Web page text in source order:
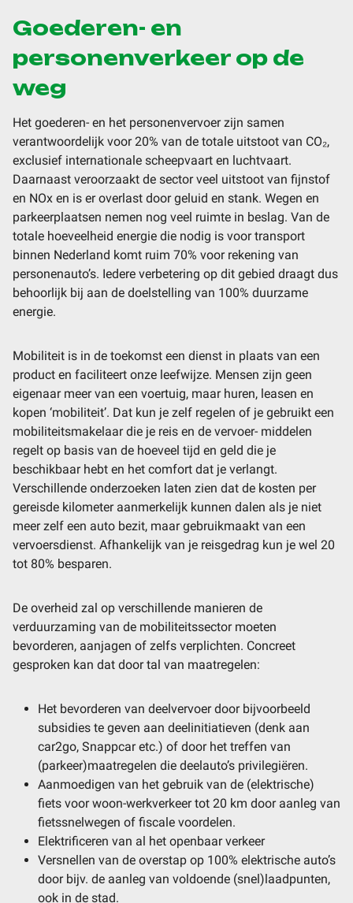
Goederen- en
personenverkeer op de
weg
Het goederen- en het personenvervoer zijn samen
verantwoordelijk voor 20% van de totale uitstoot van CO₂,
exclusief internationale scheepvaart en luchtvaart.
Daarnaast veroorzaakt de sector veel uitstoot van fijnstof
en NOx en is er overlast door geluid en stank. Wegen en
parkeerplaatsen nemen nog veel ruimte in beslag. Van de
totale hoeveelheid energie die nodig is voor transport
binnen Nederland komt ruim 70% voor rekening van
personenauto’s. Iedere verbetering op dit gebied draagt dus
behoorlijk bij aan de doelstelling van 100% duurzame
energie.
Mobiliteit is in de toekomst een dienst in plaats van een
product en faciliteert onze leefwijze. Mensen zijn geen
eigenaar meer van een voertuig, maar huren, leasen en
kopen ‘mobiliteit’. Dat kun je zelf regelen of je gebruikt een
mobiliteitsmakelaar die je reis en de vervoer- middelen
regelt op basis van de hoeveel tijd en geld die je
beschikbaar hebt en het comfort dat je verlangt.
Verschillende onderzoeken laten zien dat de kosten per
gereisde kilometer aanmerkelijk kunnen dalen als je niet
meer zelf een auto bezit, maar gebruikmaakt van een
vervoersdienst. Afhankelijk van je reisgedrag kun je wel 20
tot 80% besparen.
De overheid zal op verschillende manieren de
verduurzaming van de mobiliteitssector moeten
bevorderen, aanjagen of zelfs verplichten. Concreet
gesproken kan dat door tal van maatregelen:
Het bevorderen van deelvervoer door bijvoorbeeld
subsidies te geven aan deelinitiatieven (denk aan
car2go, Snappcar etc.) of door het treffen van
(parkeer)maatregelen die deelauto’s privilegiëren.
Aanmoedigen van het gebruik van de (elektrische)
fiets voor woon-werkverkeer tot 20 km door aanleg van
fietssnelwegen of fiscale voordelen.
Elektrificeren van al het openbaar verkeer
Versnellen van de overstap op 100% elektrische auto’s
door bijv. de aanleg van voldoende (snel)laadpunten,
ook in de stad.